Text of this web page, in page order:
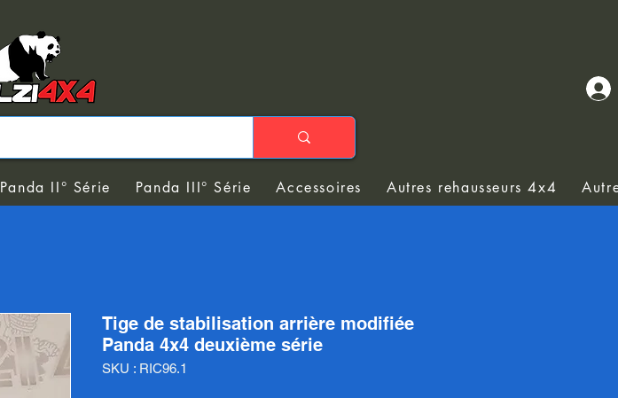
Panda II° Série Panda III° Série Accessoires Autres rehausseurs 4x4
Tige de stabilisation arrière modifiée
Panda 4x4 deuxième série
SKU : RIC96.1